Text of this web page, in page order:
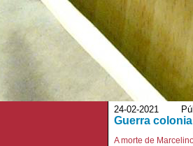
24-02-2021
Guerra
A morte de